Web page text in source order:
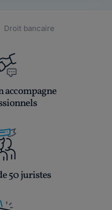
Droit bancaire
accompagne
50 juristes